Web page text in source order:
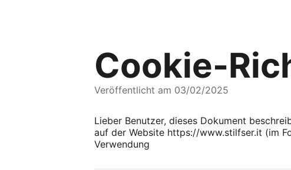
Cookie-
Veröffentlicht am 03/02/2025
Lieber Benutzer, dieses Dokument
auf der Website https://www.stilfser.it (im
Verwendung